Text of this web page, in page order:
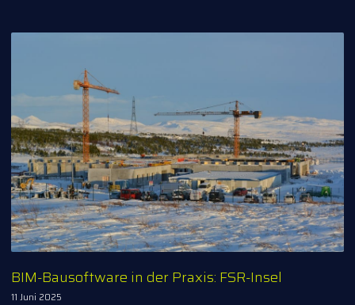
BIM-Bausoftware in der Praxis: FSR-Insel
11 Juni 2025